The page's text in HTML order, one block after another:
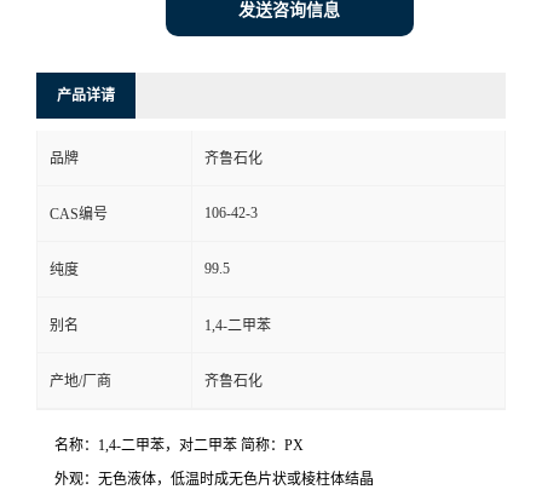
发送咨询信息
产品详请
品牌 齐鲁石化
CAS编号 106-42-3
纯度 99.5
别名 1,4-二甲苯
产地/厂商 齐鲁石化
名称：1,4-二甲苯，对二甲苯 简称：PX
外观：无色液体，低温时成无色片状或棱柱体结晶